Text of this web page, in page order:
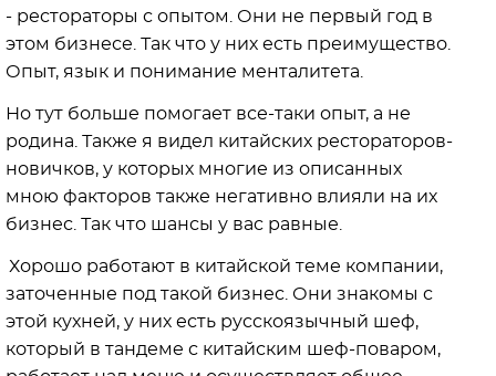
- рестораторы с опытом. Они не первый год в
этом бизнесе. Так что у них есть преимущество.
Опыт, язык и понимание менталитета.
Но тут больше помогает все-таки опыт, а не
родина. Также я видел китайских рестораторов-
новичков, у которых многие из описанных
мною факторов также негативно влияли на их
бизнес. Так что шансы у вас равные.
Хорошо работают в китайской теме компании,
заточенные под такой бизнес. Они знакомы с
этой кухней, у них есть русскоязычный шеф,
который в тандеме с китайским шеф-поваром,